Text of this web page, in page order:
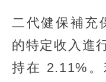
二代健保補充
的特定收入進
持在 2.11%。